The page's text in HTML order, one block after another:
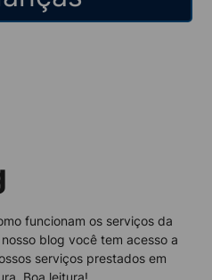
funcionam os serviços da
blog você tem acesso a
serviços prestados em
Boa leitura!